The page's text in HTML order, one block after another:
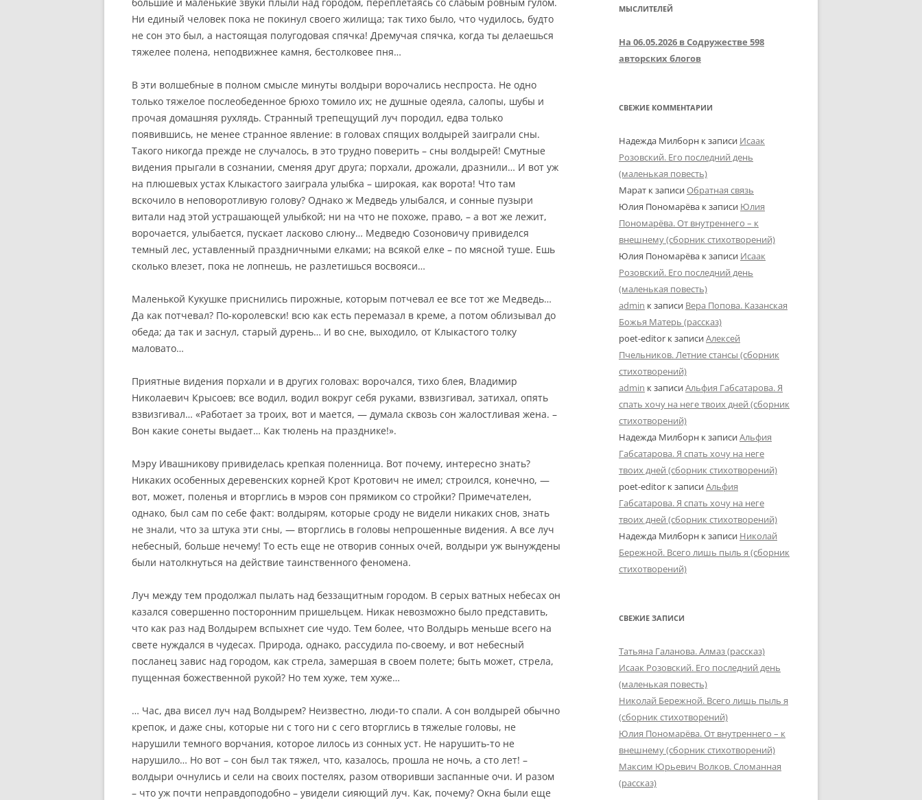
Ни единый человек пока не покинул своего жилища; так тихо было, что чудилось, будто
не сон это был, а настоящая полугодовая спячка! Дремучая спячка, когда ты делаешься
тяжелее полена, неподвижнее камня, бестолковее пня…
В эти волшебные в полном смысле минуты волдыри ворочались неспроста. Не одно
только тяжелое послеобеденное брюхо томило их; не душные одеяла, салопы, шубы и
прочая домашняя рухлядь. Странный трепещущий луч породил, едва только
появившись, не менее странное явление: в головах спящих волдырей заиграли сны.
Такого никогда прежде не случалось, в это трудно поверить – сны волдырей! Смутные
видения прыгали в сознании, сменяя друг друга; порхали, дрожали, дразнили… И вот уж
на плюшевых устах Клыкастого заиграла улыбка – широкая, как ворота! Что там
вскочило в неповоротливую голову? Однако ж Медведь улыбался, и сонные пузыри
витали над этой устрашающей улыбкой; ни на что не похоже, право, – а вот же лежит,
ворочается, улыбается, пускает ласково слюну… Медведю Созоновичу привиделся
темный лес, уставленный праздничными елками; на всякой елке – по мясной туше. Ешь
сколько влезет, пока не лопнешь, не разлетишься восвояси…
Маленькой Кукушке приснились пирожные, которым потчевал ее все тот же Медведь…
Да как потчевал? По-королевски! всю как есть перемазал в креме, а потом облизывал до
обеда; да так и заснул, старый дурень… И во сне, выходило, от Клыкастого толку
маловато…
Приятные видения порхали и в других головах: ворочался, тихо блея, Владимир
Николаевич Крысоев; все водил, водил вокруг себя руками, взвизгивал, затихал, опять
взвизгивал… «Работает за троих, вот и мается, — думала сквозь сон жалостливая жена. –
Вон какие сонеты выдает… Как тюлень на празднике!».
Мэру Ивашникову привиделась крепкая поленница. Вот почему, интересно знать?
Никаких особенных деревенских корней Крот Кротович не имел; строился, конечно, —
вот, может, поленья и вторглись в мэров сон прямиком со стройки? Примечателен,
однако, был сам по себе факт: волдырям, которые сроду не видели никаких снов, знать
не знали, что за штука эти сны, — вторглись в головы непрошенные видения. А все луч
небесный, больше нечему! То есть еще не отворив сонных очей, волдыри уж вынуждены
были натолкнуться на действие таинственного феномена.
Луч между тем продолжал пылать над беззащитным городом. В серых ватных небесах он
казался совершенно посторонним пришельцем. Никак невозможно было представить,
что как раз над Волдырем вспыхнет сие чудо. Тем более, что Волдырь меньше всего на
свете нуждался в чудесах. Природа, однако, рассудила по-своему, и вот небесный
посланец завис над городом, как стрела, замершая в своем полете; быть может, стрела,
пущенная божественной рукой? Но тем хуже, тем хуже…
… Час, два висел луч над Волдырем? Неизвестно, люди-то спали. А сон волдырей обычно
крепок, и даже сны, которые ни с того ни с сего вторглись в тяжелые головы, не
нарушили темного ворчания, которое лилось из сонных уст. Не нарушить-то не
нарушило… Но вот – сон был так тяжел, что, казалось, прошла не ночь, а сто лет! –
волдыри очнулись и сели на своих постелях, разом отворивши заспанные очи. И разом
– что уж почти неправдоподобно – увидели сияющий луч. Как, почему? Окна были еще
МЫСЛИТЕЛЕЙ
На 06.05.2026 в Содружестве 598
авторских блогов
СВЕЖИЕ КОММЕНТАРИИ
Надежда Милборн к записи Исаак
Розовский. Его последний день
(маленькая повесть)
Марат к записиОбратная связь
Юлия Пономарёва к записи Юлия
Пономарёва. От внутреннего – к
внешнему (сборник стихотворений)
Юлия Пономарёва к записи Исаак
Розовский. Его последний день
(маленькая повесть)
admin к записи Вера Попова. Казанская
Божья Матерь (рассказ)
poet-editor к записиАлексей
Пчельников. Летние стансы (сборник
стихотворений)
admin к записиАльфия Габсатарова. Я
спать хочу на неге твоих дней (сборник
стихотворений)
Надежда Милборн к записиАльфия
Габсатарова. Я спать хочу на неге
твоих дней (сборник стихотворений)
poet-editor к записиАльфия
Габсатарова. Я спать хочу на неге
твоих дней (сборник стихотворений)
Надежда Милборн к записи Николай
Бережной. Всего лишь пыль я (сборник
стихотворений)
СВЕЖИЕ ЗАПИСИ
Татьяна Галанова. Алмаз (рассказ)
Исаак Розовский. Его последний день
(маленькая повесть)
Николай Бережной. Всего лишь пыль я
(сборник стихотворений)
Юлия Пономарёва. От внутреннего – к
внешнему (сборник стихотворений)
Максим Юрьевич Волков. Сломанная
(рассказ)